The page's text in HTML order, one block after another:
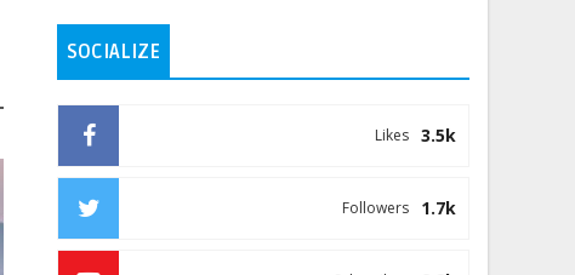
SOCIALIZE
3.5k
Likes
1.7k
Followers